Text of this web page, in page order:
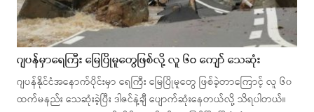
ဂျပန်မှာရေကြီး မြေပြိုမူတွေဖြစ်လို့ လူ ၆၀ ကျော် သေဆုံး
ဂျပန်နိုင်ငံအနောက်ပိုင်းမှာ ရေကြီး မြေပြိုမူတွေ ဖြစ်ခဲ့တာကြောင့် လူ ၆၀
ထက်မနည်း သေဆုံးခဲ့ပြီး ဒါဇင်နဲ့ချီ ပျောက်ဆုံးနေတယ်လို့ သိရပါတယ်။